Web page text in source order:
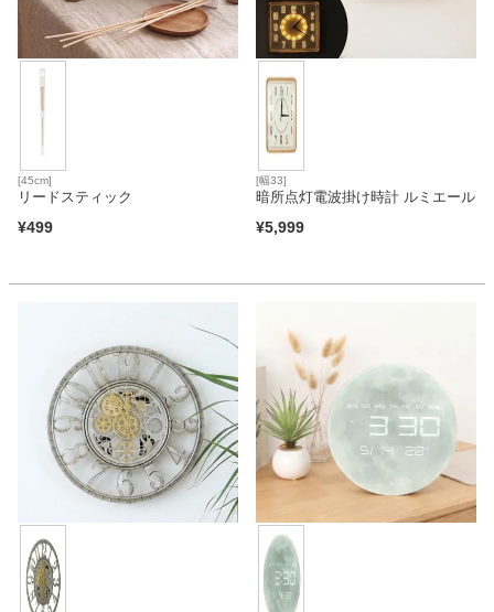
テレビ台・リビング家具
ダイニングテーブル・セット
収納家具
学習机
[45cm]
リードスティック
¥499
[幅33]
暗所点灯電波掛け時計 ルミエール
¥5,999